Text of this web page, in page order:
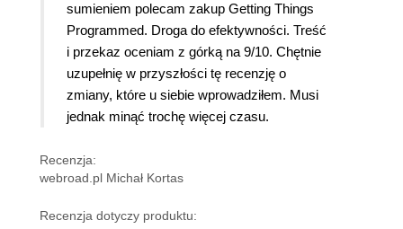
sumieniem polecam zakup Getting Things
Programmed. Droga do efektywności. Treść
i przekaz oceniam z górką na 9/10. Chętnie
uzupełnię w przyszłości tę recenzję o
zmiany, które u siebie wprowadziłem. Musi
jednak minąć trochę więcej czasu.
Recenzja:
webroad.pl Michał Kortas
Recenzja dotyczy produktu: